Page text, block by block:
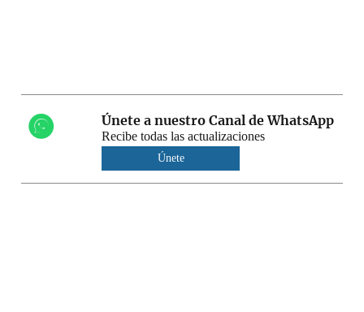
Únete a nuestro Canal de WhatsApp
Recibe todas las actualizaciones
Únete